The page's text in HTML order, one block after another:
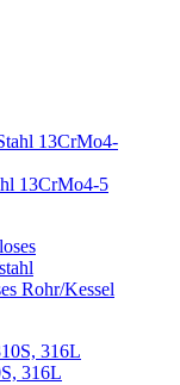
13CrMo4-5
Rohr/Kessel
316L